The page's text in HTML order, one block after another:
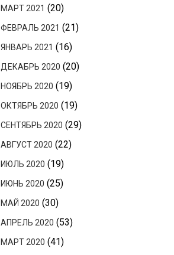
МАРТ 2021 (20)
ФЕВРАЛЬ 2021 (21)
ЯНВАРЬ 2021 (16)
ДЕКАБРЬ 2020 (20)
НОЯБРЬ 2020 (19)
ОКТЯБРЬ 2020 (19)
СЕНТЯБРЬ 2020 (29)
АВГУСТ 2020 (22)
ИЮЛЬ 2020 (19)
ИЮНЬ 2020 (25)
МАЙ 2020 (30)
АПРЕЛЬ 2020 (53)
МАРТ 2020 (41)